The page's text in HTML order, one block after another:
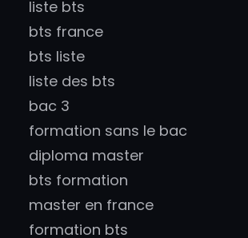
liste bts
bts france
bts liste
liste des bts
bac 3
formation sans le bac
diploma master
bts formation
master en france
formation bts